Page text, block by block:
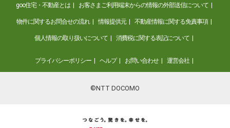
建物面積 106.82m²
土地面積
177.02m²
広島県広島市安佐南区西原８
価 格
4,350万円
住 所
広島県広島市安佐南区西原８
149.2m²
広島県広島市佐伯区美鈴が丘緑２
goo住宅・不動産とは お客さまご利用端末からの情報の外部送信について
物件に関するお問合せの流れ 情報提供元 不動産情報に関する免責事項
個人情報の取り扱いについて 消費税に関する表記について
プライバシーポリシー ヘルプ お問い合わせ 運営会社
©NTT DOCOMO